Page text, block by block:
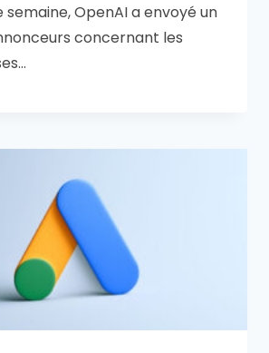
OpenAI a envoyé un
concernant les